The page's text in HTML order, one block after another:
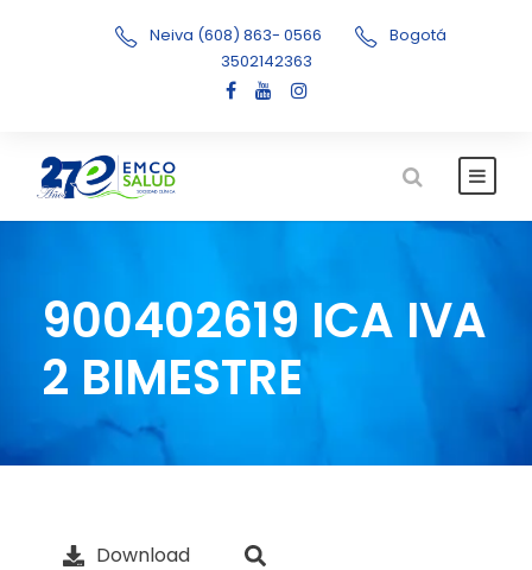
Neiva (608) 863- 0566
Bogotá
3502142363
900402619 ICA IVA
2 BIMESTRE
Download